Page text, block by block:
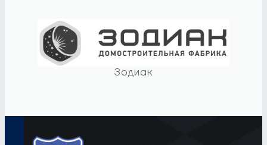
Зодиак